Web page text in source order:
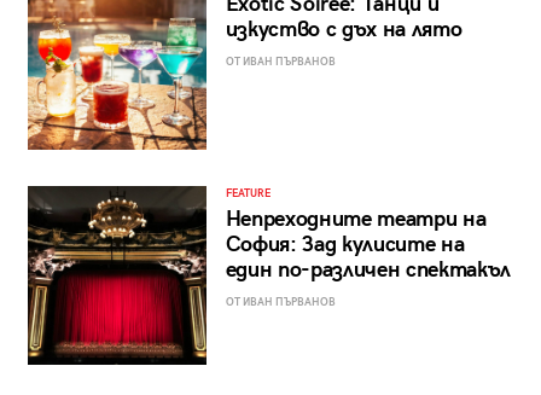
изкуство с дъх на лято
ОТ ИВАН ПЪРВАНОВ
FEATURE
Непреходните театри на
София: Зад кулисите на
един по-различен спектакъл
ОТ ИВАН ПЪРВАНОВ